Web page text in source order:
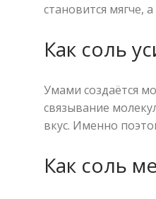
становится мягче,
Как соль
Умами создаётся
связывание
вкус. Именно
Как соль